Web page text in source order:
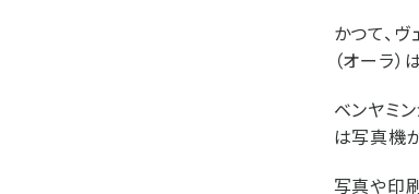
かつて、
（オーラ
ベンヤミ
は写真機
写真や印